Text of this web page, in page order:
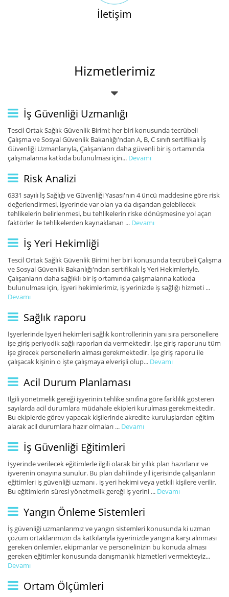
İletişim
Hizmetlerimiz
İş Güvenliği Uzmanlığı
Tescil Ortak Sağlık Güvenlik Birimi; her biri konusunda tecrübeli
Çalışma ve Sosyal Güvenlik Bakanlığı'ndan A, B, C sınıfı sertifikalı İş
Güvenliği Uzmanlarıyla, Çalışanların daha güvenli bir iş ortamında
çalışmalarına katkıda bulunulması için... Devamı
Risk Analizi
6331 sayılı İş Sağlığı ve Güvenliği Yasası'nın 4 üncü maddesine göre risk
değerlendirmesi, işyerinde var olan ya da dışarıdan gelebilecek
tehlikelerin belirlenmesi, bu tehlikelerin riske dönüşmesine yol açan
faktörler ile tehlikelerden kaynaklanan ... Devamı
İş Yeri Hekimliği
Tescil Ortak Sağlık Güvenlik Birimi her biri konusunda tecrübeli Çalışma
ve Sosyal Güvenlik Bakanlığı'ndan sertifikalı İş Yeri Hekimleriyle,
Çalışanların daha sağlıklı bir iş ortamında çalışmalarına katkıda
bulunulması için, İşyeri hekimlerimiz, iş yerinizde iş sağlığı hizmeti ...
Devamı
Sağlık raporu
İşyerlerinde İşyeri hekimleri sağlık kontrollerinin yanı sıra personellere
işe giriş periyodik sağlı raporları da vermektedir. İşe giriş raporunu tüm
işe girecek personellerin alması gerekmektedir. İşe giriş raporu ile
çalışacak kişinin o işte çalışmaya elverişli olup... Devamı
Acil Durum Planlaması
İlgili yönetmelik gereği işyerinin tehlike sınıfına göre farklılık gösteren
sayılarda acil durumlara müdahale ekipleri kurulması gerekmektedir.
Bu ekiplerde görev yapacak kişilerinde akredite kuruluşlardan eğitim
alarak acil durumlara hazır olmaları ... Devamı
İş Güvenliği Eğitimleri
İşyerinde verilecek eğitimlerle ilgili olarak bir yıllık plan hazırlanır ve
işverenin onayına sunulur. Bu plan dahilinde yıl içerisinde çalışanların
eğitimleri iş güvenliği uzmanı , iş yeri hekimi veya yetkili kişilere verilir.
Bu eğitimlerin süresi yönetmelik gereği iş yerini ... Devamı
Yangın Önleme Sistemleri
İş güvenliği uzmanlarımız ve yangın sistemleri konusunda ki uzman
çözüm ortaklarımızın da katkılarıyla işyerinizde yangına karşı alınması
gereken önlemler, ekipmanlar ve personelinizin bu konuda alması
gereken eğitimler konusunda danışmanlık hizmetleri vermekteyiz...
Devamı
Ortam Ölçümleri